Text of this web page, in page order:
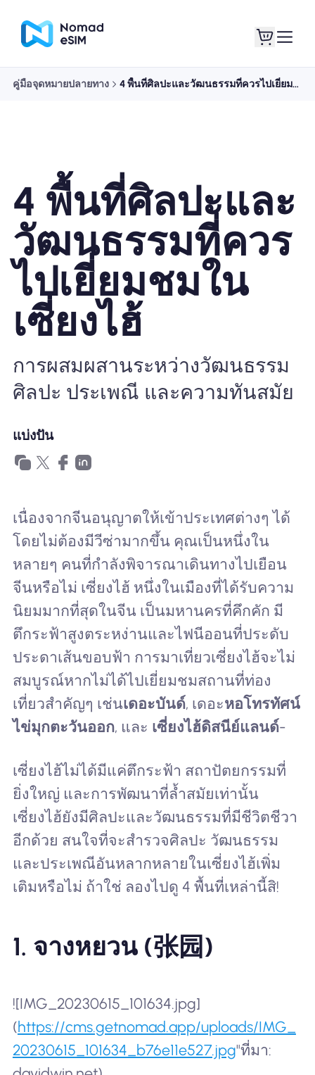
แผนร้านค้า
เกี่ยวกับ eSIM
สำหรับธุรกิจ
คู่มือจุดหมายปลายทาง 4 พื้นที่ศิลปะและวัฒนธรรมที่ควรไปเยี่ยมชมในเซี่ยงไฮ้
4 พื้นที่ศิลปะและ
วัฒนธรรมที่ควร
ไปเยี่ยมชมใน
เซี่ยงไฮ้
การผสมผสานระหว่างวัฒนธรรม
ศิลปะ ประเพณี และความทันสมัย
แบ่งปัน
เนื่องจากจีนอนุญาตให้เข้าประเทศต่างๆ ได้
โดยไม่ต้องมีวีซ่ามากขึ้น คุณเป็นหนึ่งใน
หลายๆ คนที่กำลังพิจารณาเดินทางไปเยือน
จีนหรือไม่ เซี่ยงไฮ้ หนึ่งในเมืองที่ได้รับความ
นิยมมากที่สุดในจีน เป็นมหานครที่คึกคัก มี
ตึกระฟ้าสูงตระหง่านและไฟนีออนที่ประดับ
ประดาเส้นขอบฟ้า การมาเที่ยวเซี่ยงไฮ้จะไม่
สมบูรณ์หากไม่ได้ไปเยี่ยมชมสถานที่ท่อง
เที่ยวสำคัญๆ เช่นเดอะบันด์, เดอะหอโทรทัศน์
ไข่มุกตะวันออก, และ เซี่ยงไฮ้ดิสนีย์แลนด์-
เซี่ยงไฮ้ไม่ได้มีแค่ตึกระฟ้า สถาปัตยกรรมที่
ยิ่งใหญ่ และการพัฒนาที่ล้ำสมัยเท่านั้น
เซี่ยงไฮ้ยังมีศิลปะและวัฒนธรรมที่มีชีวิตชีวา
อีกด้วย สนใจที่จะสำรวจศิลปะ วัฒนธรรม
และประเพณีอันหลากหลายในเซี่ยงไฮ้เพิ่ม
เติมหรือไม่ ถ้าใช่ ลองไปดู 4 พื้นที่เหล่านี้สิ!
1. จางหยวน (张园)
![IMG_20230615_101634.jpg]
(https://cms.getnomad.app/uploads/IMG_
20230615_101634_b76e11e527.jpg"ที่มา: